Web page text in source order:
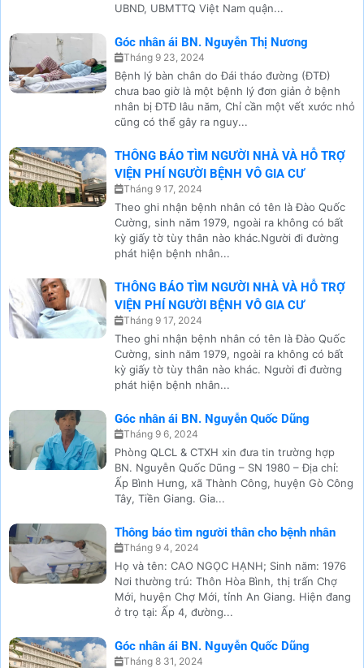
UBND, UBMTTQ Việt Nam quận...
Góc nhân ái BN. Nguyễn Thị Nương
Tháng 9 23, 2024
Bệnh lý bàn chân do Đái tháo đường (ĐTĐ)
chưa bao giờ là một bệnh lý đơn giản ở bệnh
nhân bị ĐTĐ lâu năm, Chỉ cần một vết xước nhỏ
cũng có thể gây ra nguy...
THÔNG BÁO TÌM NGƯỜI NHÀ VÀ HỖ TRỢ
VIỆN PHÍ NGƯỜI BỆNH VÔ GIA CƯ
Tháng 9 17, 2024
Theo ghi nhận bệnh nhân có tên là Đào Quốc
Cường, sinh năm 1979, ngoài ra không có bất
kỳ giấy tờ tùy thân nào khác.Người đi đường
phát hiện bệnh nhân...
THÔNG BÁO TÌM NGƯỜI NHÀ VÀ HỖ TRỢ
VIỆN PHÍ NGƯỜI BỆNH VÔ GIA CƯ
Tháng 9 17, 2024
Theo ghi nhận bệnh nhân có tên là Đào Quốc
Cường, sinh năm 1979, ngoài ra không có bất
kỳ giấy tờ tùy thân nào khác. Người đi đường
phát hiện bệnh nhân...
Góc nhân ái BN. Nguyễn Quốc Dũng
Tháng 9 6, 2024
Phòng QLCL & CTXH xin đưa tin trường hợp
BN. Nguyễn Quốc Dũng – SN 1980 – Địa chỉ:
Ấp Bình Hưng, xã Thành Công, huyện Gò Công
Tây, Tiền Giang. Gia...
Thông báo tìm người thân cho bệnh nhân
Tháng 9 4, 2024
Họ và tên: CAO NGỌC HẠNH; Sinh năm: 1976
Nơi thường trú: Thôn Hòa Bình, thị trấn Chợ
Mới, huyện Chợ Mới, tỉnh An Giang. Hiện đang
ở trọ tại: Ấp 4, đường...
Góc nhân ái BN. Nguyễn Quốc Dũng
Tháng 8 31, 2024